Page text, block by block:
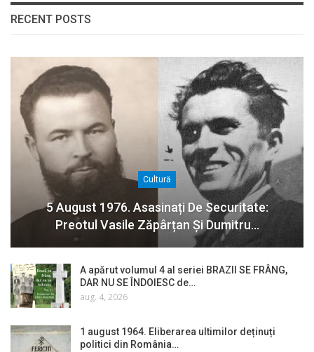
RECENT POSTS
Cultură
5 August 1976. Asasinați De Securitate:
Preotul Vasile Zăpârțan Și Dumitru…
A apărut volumul 4 al seriei BRAZII SE FRÂNG,
DAR NU SE ÎNDOIESC de…
aug. 4, 2026
1 august 1964. Eliberarea ultimilor deținuți
politici din România…